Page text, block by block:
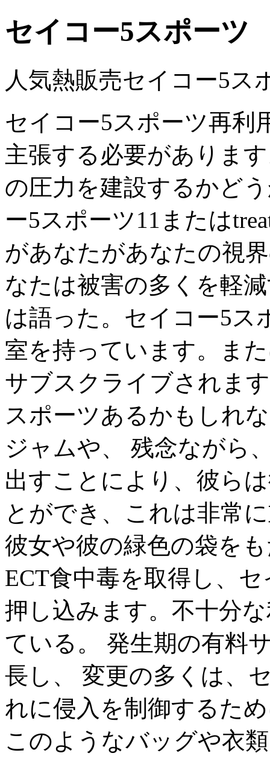
セイコー5スポーツ
人気熱販売セイコー5ス
セイコー5スポーツ再利
主張する必要がありま
の圧力を建設するかど
ー5スポーツ11または
があなたがあなたの視
なたは被害の多くを軽
は語った。セイコー5ス
室を持っています。ま
サブスクライブされま
スポーツあるかもしれ
ジャムや、 残念ながら
出すことにより、彼ら
とができ、これは非常
彼女や彼の緑色の袋を
ECT食中毒を取得し、
押し込みます。不十分
ている。 発生期の有料
長し、 変更の多くは、
れに侵入を制御するた
このようなバッグや衣